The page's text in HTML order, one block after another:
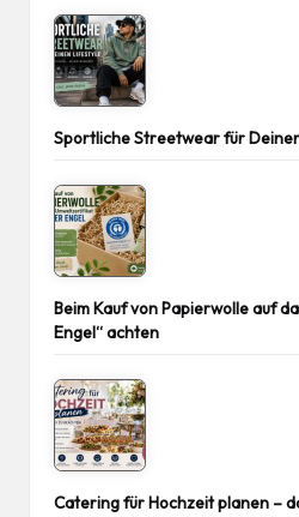
Sportliche Streetwear für
Beim Kauf von Papierwolle auf
Engel“ achten
Catering für Hochzeit planen –